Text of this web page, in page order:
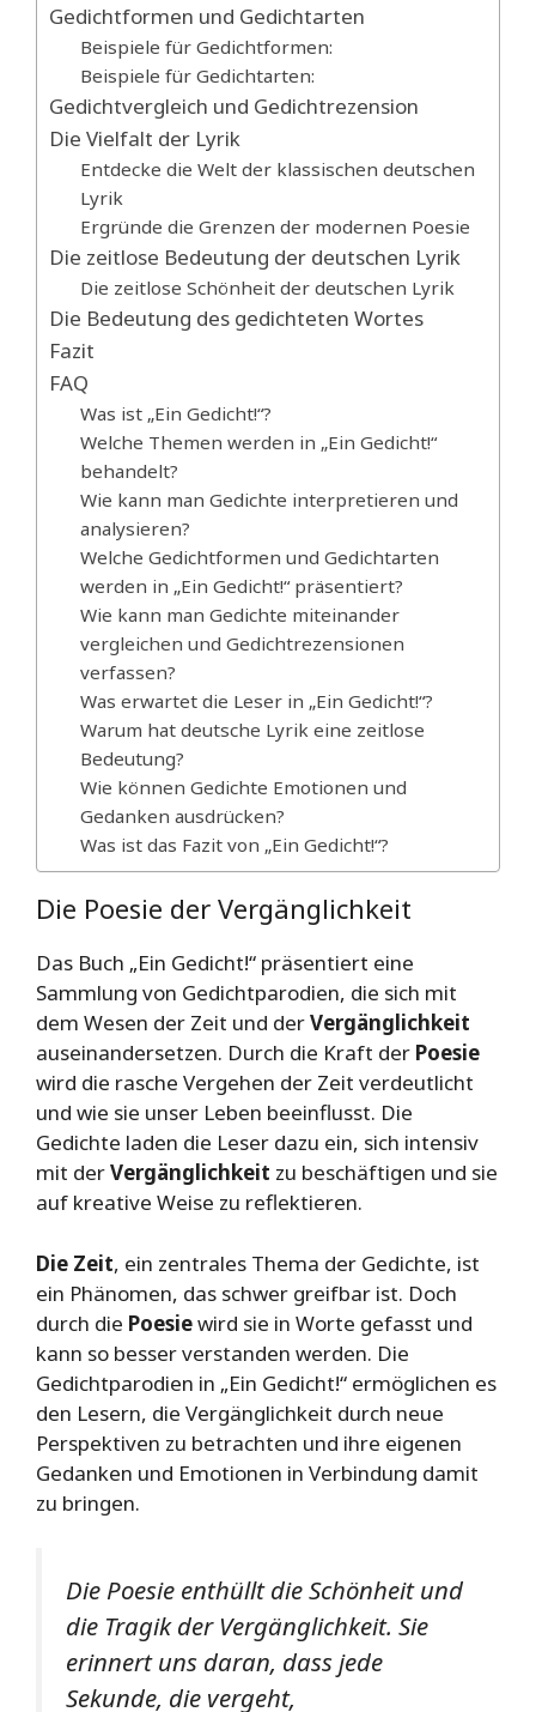
Gedichtformen und Gedichtarten
Beispiele für Gedichtformen:
Beispiele für Gedichtarten:
Gedichtvergleich und Gedichtrezension
Die Vielfalt der Lyrik
Entdecke die Welt der klassischen deutschen
Lyrik
Ergründe die Grenzen der modernen Poesie
Die zeitlose Bedeutung der deutschen Lyrik
Die zeitlose Schönheit der deutschen Lyrik
Die Bedeutung des gedichteten Wortes
Fazit
FAQ
Was ist „Ein Gedicht!“?
Welche Themen werden in „Ein Gedicht!“
behandelt?
Wie kann man Gedichte interpretieren und
analysieren?
Welche Gedichtformen und Gedichtarten
werden in „Ein Gedicht!“ präsentiert?
Wie kann man Gedichte miteinander
vergleichen und Gedichtrezensionen
verfassen?
Was erwartet die Leser in „Ein Gedicht!“?
Warum hat deutsche Lyrik eine zeitlose
Bedeutung?
Wie können Gedichte Emotionen und
Gedanken ausdrücken?
Was ist das Fazit von „Ein Gedicht!“?
Die Poesie der Vergänglichkeit
Das Buch „Ein Gedicht!“ präsentiert eine
Sammlung von Gedichtparodien, die sich mit
dem Wesen der Zeit und derVergänglichkeit
auseinandersetzen. Durch die Kraft der Poesie
wird die rasche Vergehen der Zeit verdeutlicht
und wie sie unser Leben beeinflusst. Die
Gedichte laden die Leser dazu ein, sich intensiv
mit derVergänglichkeit zu beschäftigen und sie
auf kreative Weise zu reflektieren.
Die Zeit, ein zentrales Thema der Gedichte, ist
ein Phänomen, das schwer greifbar ist. Doch
durch die Poesiewird sie in Worte gefasst und
kann so besser verstanden werden. Die
Gedichtparodien in „Ein Gedicht!“ ermöglichen es
den Lesern, die Vergänglichkeit durch neue
Perspektiven zu betrachten und ihre eigenen
Gedanken und Emotionen in Verbindung damit
zu bringen.
Die Poesie enthüllt die Schönheit und
die Tragik der Vergänglichkeit. Sie
erinnert uns daran, dass jede
Sekunde, die vergeht,